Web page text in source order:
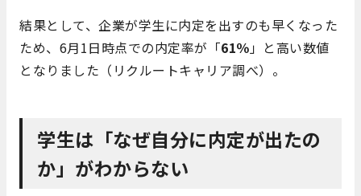
結果として、企業が学生に内定を出すのも早くなった
ため、6月1日時点での内定率が「61％ 」と高い数値
となりました（リクルートキャリア調べ）。
学生は「なぜ自分に内定が出たの
か」がわからない